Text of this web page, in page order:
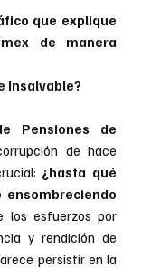
que explique
de manera
Insalvable?
Pensiones de
de hace
¿hasta qué
los esfuerzos por
y rendición de
persistir en la